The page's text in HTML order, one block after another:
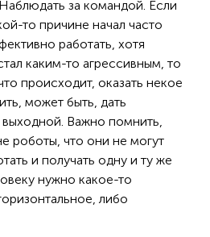
за командой. Если
то причине начал часто
работать, хотя
каким-то агрессивным, то
происходит, оказать некое
может быть, дать
Важно помнить,
роботы, что они не могут
и получать одну и ту же
нужно какое-то
либо